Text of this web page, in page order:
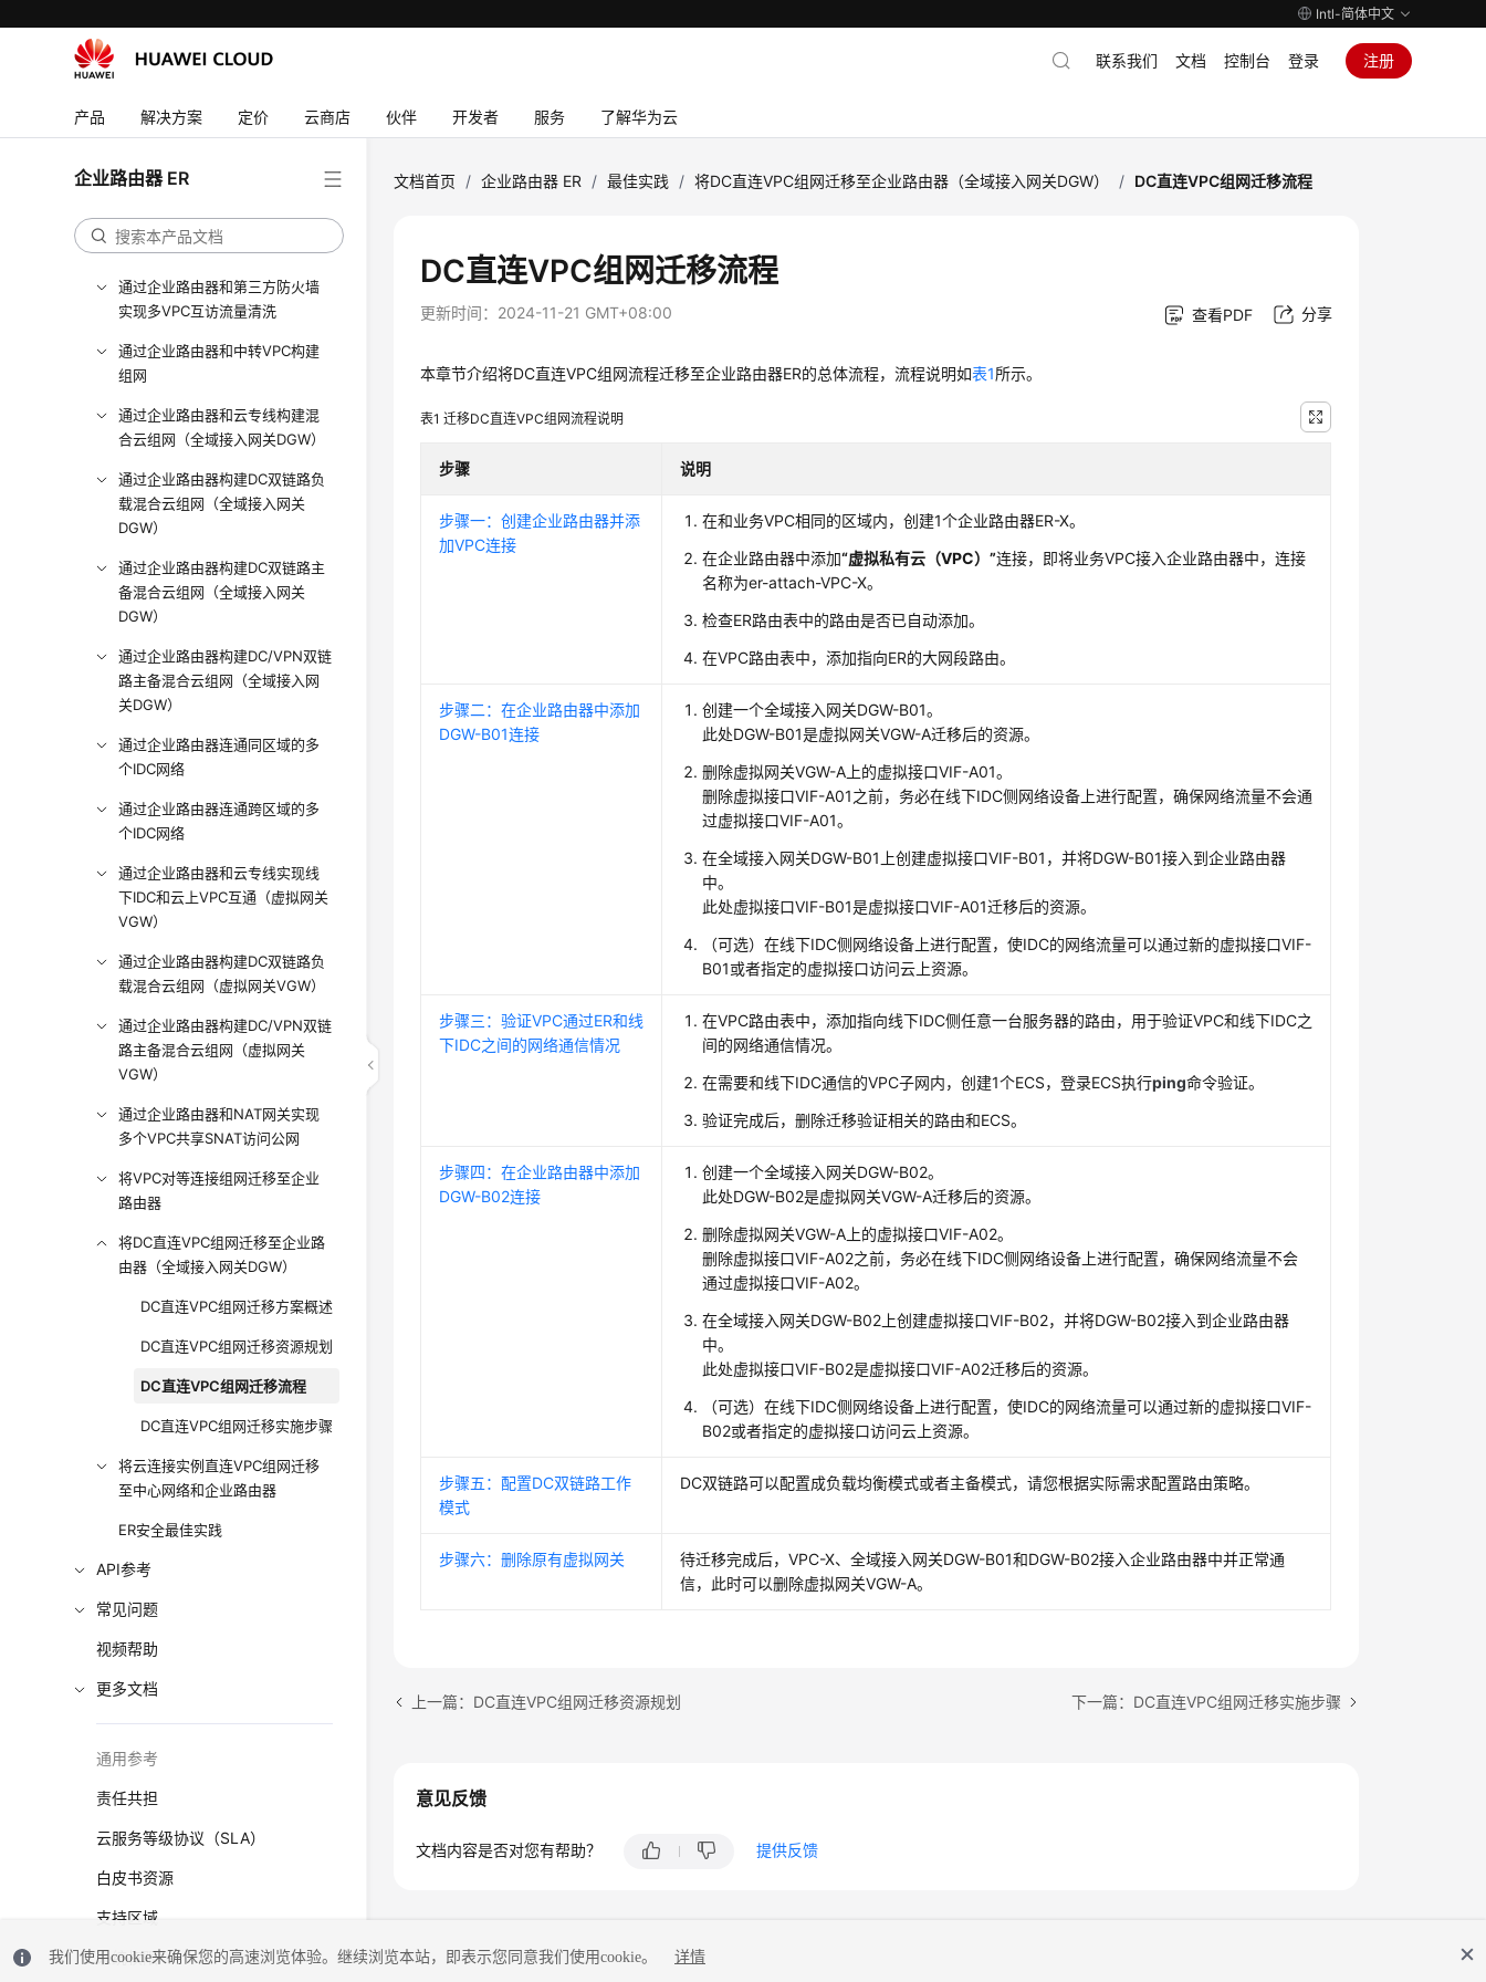
Intl-简体中文
产品 解决方案 定价 云商店 伙伴 开发者 服务 了解华为云
联系我们 文档 控制台 登录 注册
企业路由器 ER
最佳实践
企业路由器实践建议
络实现跨区域VPC互通
通过企业路由器实现同区域VPC
隔离
通过企业路由器和第三方防火墙
实现多VPC互访流量清洗
通过企业路由器和中转VPC构建
组网
通过企业路由器和云专线构建混
合云组网（全域接入网关DGW）
通过企业路由器构建DC双链路负
载混合云组网（全域接入网关
DGW）
通过企业路由器构建DC双链路主
备混合云组网（全域接入网关
DGW）
通过企业路由器构建DC/VPN双链
路主备混合云组网（全域接入网
关DGW）
通过企业路由器连通同区域的多
个IDC网络
通过企业路由器连通跨区域的多
个IDC网络
通过企业路由器和云专线实现线
下IDC和云上VPC互通（虚拟网关
VGW）
通过企业路由器构建DC双链路负
载混合云组网（虚拟网关VGW）
通过企业路由器构建DC/VPN双链
路主备混合云组网（虚拟网关
VGW）
通过企业路由器和NAT网关实现
多个VPC共享SNAT访问公网
将VPC对等连接组网迁移至企业
路由器
将DC直连VPC组网迁移至企业路
由器（全域接入网关DGW）
DC直连VPC组网迁移方案概述
DC直连VPC组网迁移资源规划
DC直连VPC组网迁移流程
DC直连VPC组网迁移实施步骤
将云连接实例直连VPC组网迁移
至中心网络和企业路由器
ER安全最佳实践
API参考
常见问题
视频帮助
更多文档
通用参考
责任共担
云服务等级协议（SLA）
白皮书资源
支持区域
系统权限
文档首页 / 企业路由器 ER / 最佳实践 / 将DC直连VPC组网迁移至企业路由器（全域接入网关DGW） / DC直连VPC组网迁移流程
DC直连VPC组网迁移流程
更新时间： 2024-11-21 GMT+08:00 查看PDF 分享
本章节介绍将DC直连VPC组网流程迁移至企业路由器ER的总体流程，流程说明如表1所示。
表1迁移DC直连VPC组网流程说明
步骤 说明
步骤一：创建企业路由器并添
加VPC连接
在和业务VPC相同的区域内，创建1个企业路由器ER-X。
在企业路由器中添加“虚拟私有云（VPC）”连接，即将业务VPC接入企业路由器中，连接
名称为er-attach-VPC-X。
检查ER路由表中的路由是否已自动添加。
在VPC路由表中，添加指向ER的大网段路由。
步骤二：在企业路由器中添加
DGW-B01连接
创建一个全域接入网关DGW-B01。
此处DGW-B01是虚拟网关VGW-A迁移后的资源。
删除虚拟网关VGW-A上的虚拟接口VIF-A01。
删除虚拟接口VIF-A01之前，务必在线下IDC侧网络设备上进行配置，确保网络流量不会通
过虚拟接口VIF-A01。
在全域接入网关DGW-B01上创建虚拟接口VIF-B01，并将DGW-B01接入到企业路由器
中。
此处虚拟接口VIF-B01是虚拟接口VIF-A01迁移后的资源。
（可选）在线下IDC侧网络设备上进行配置，使IDC的网络流量可以通过新的虚拟接口VIF-
B01或者指定的虚拟接口访问云上资源。
步骤三：验证VPC通过ER和线
下IDC之间的网络通信情况
在VPC路由表中，添加指向线下IDC侧任意一台服务器的路由，用于验证VPC和线下IDC之
间的网络通信情况。
在需要和线下IDC通信的VPC子网内，创建1个ECS，登录ECS执行ping命令验证。
验证完成后，删除迁移验证相关的路由和ECS。
步骤四：在企业路由器中添加
DGW-B02连接
创建一个全域接入网关DGW-B02。
此处DGW-B02是虚拟网关VGW-A迁移后的资源。
删除虚拟网关VGW-A上的虚拟接口VIF-A02。
删除虚拟接口VIF-A02之前，务必在线下IDC侧网络设备上进行配置，确保网络流量不会
通过虚拟接口VIF-A02。
在全域接入网关DGW-B02上创建虚拟接口VIF-B02，并将DGW-B02接入到企业路由器
中。
此处虚拟接口VIF-B02是虚拟接口VIF-A02迁移后的资源。
（可选）在线下IDC侧网络设备上进行配置，使IDC的网络流量可以通过新的虚拟接口VIF-
B02或者指定的虚拟接口访问云上资源。
步骤五：配置DC双链路工作
模式
DC双链路可以配置成负载均衡模式或者主备模式，请您根据实际需求配置路由策略。
步骤六：删除原有虚拟网关
待迁移完成后，VPC-X、全域接入网关DGW-B01和DGW-B02接入企业路由器中并正常通
信，此时可以删除虚拟网关VGW-A。
上一篇：DC直连VPC组网迁移资源规划 下一篇：DC直连VPC组网迁移实施步骤
意见反馈
文档内容是否对您有帮助？ 提供反馈
我们使用cookie来确保您的高速浏览体验。继续浏览本站，即表示您同意我们使用cookie。 详情